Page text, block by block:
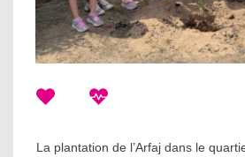
La plantation de l’Arfaj dans le